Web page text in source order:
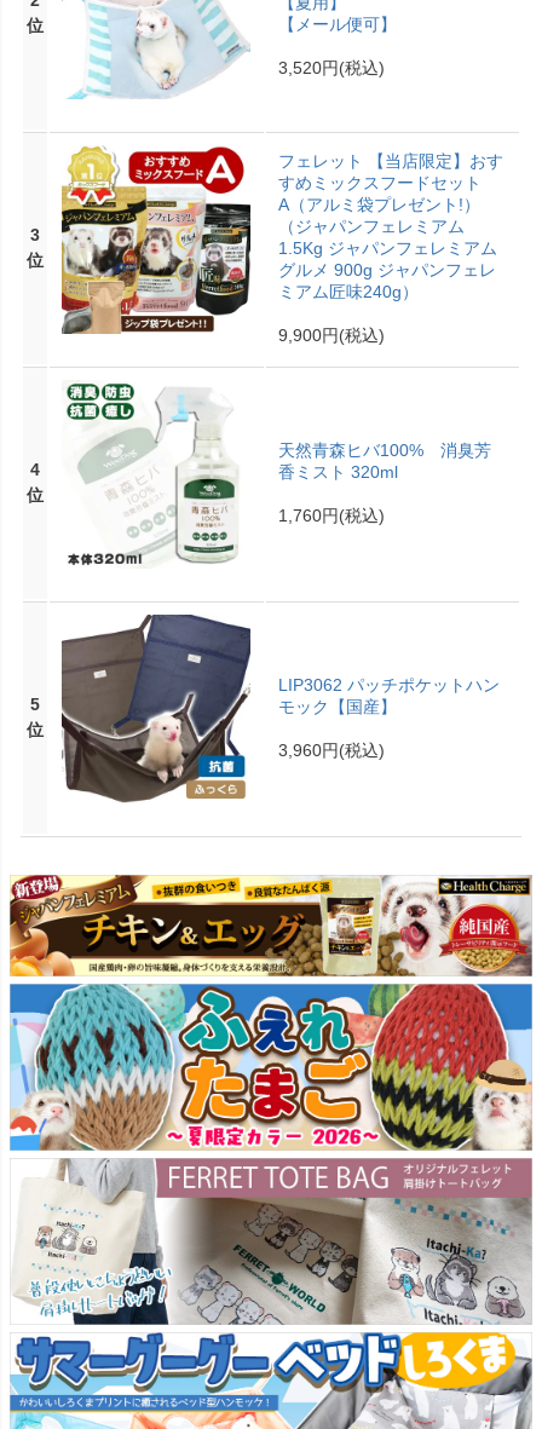
位
【メール便可】
3,520円(税込)
3
位
フェレット 【当店限定】おす
すめミックスフードセット
A（アルミ袋プレゼント!）
（ジャパンフェレミアム
1.5Kg ジャパンフェレミアム
グルメ 900g ジャパンフェレ
ミアム匠味240g）
9,900円(税込)
4
位
天然青森ヒバ100% 消臭芳
香ミスト 320ml
1,760円(税込)
5
位
LIP3062 パッチポケットハン
モック【国産】
3,960円(税込)